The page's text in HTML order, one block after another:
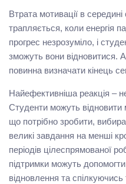
Втрата мотивації в
трапляється, коли енергія
прогрес незрозуміло, і
зможуть вони відновитися.
повинна визначати кінець
Найефективніша реакція –
Студенти можуть
що потрібно зробити,
великі завдання на менші
періодів цілеспрямованої
підтримки можуть
відновлення та